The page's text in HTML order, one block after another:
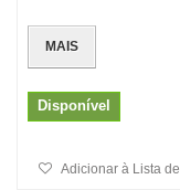
MAIS
Disponível
Adicionar à Lista